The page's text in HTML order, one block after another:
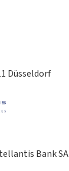
Düsseldorf
Bank SA